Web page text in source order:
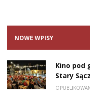
NOWE WPISY
Kino pod
Stary